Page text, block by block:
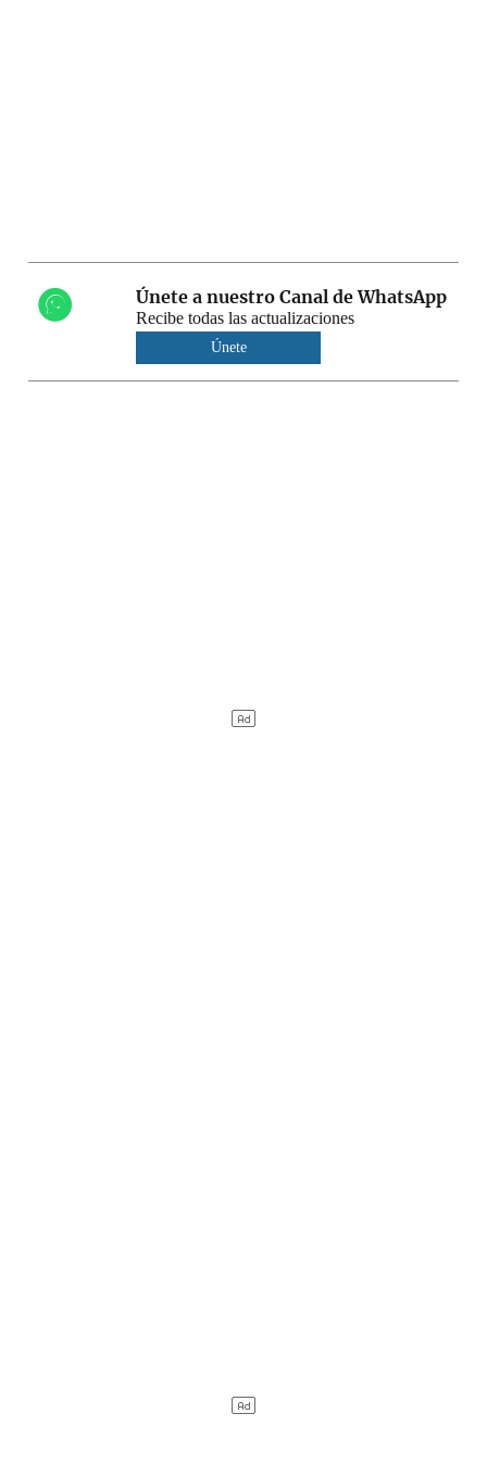
Únete a nuestro Canal de WhatsApp
Recibe todas las actualizaciones
Únete